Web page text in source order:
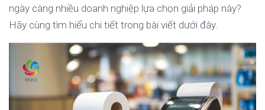
ngày càng nhiều doanh nghiệp lựa chọn giải pháp này?
Hãy cùng tìm hiểu chi tiết trong bài viết dưới đây.